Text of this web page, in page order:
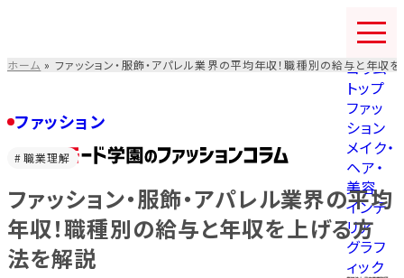
テ
ン
を
ス
キ
プ
す
る
コラム
トップ
ファッ
ション
メイク・
ヘア・
美容
インテ
リア
グラフ
ィック
ホーム » ファッション・服飾・アパレル業界の平均年収！職種別の給与と年収
ファッション
職業理解
ファッション・服飾・アパレル業界の平均
年収！職種別の給与と年収を上げる方
法を解説